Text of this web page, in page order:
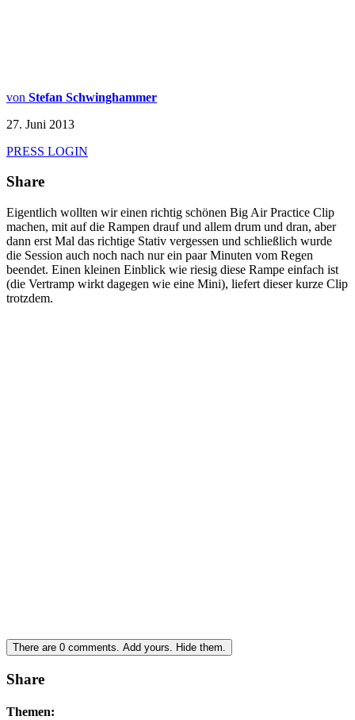
von Stefan Schwinghammer
27. Juni 2013
PRESS LOGIN
Share
Eigentlich wollten wir einen richtig schönen Big Air Practice Clip
machen, mit auf die Rampen drauf und allem drum und dran, aber
dann erst Mal das richtige Stativ vergessen und schließlich wurde
die Session auch noch nach nur ein paar Minuten vom Regen
beendet. Einen kleinen Einblick wie riesig diese Rampe einfach ist
(die Vertramp wirkt dagegen wie eine Mini), liefert dieser kurze Clip
trotzdem.
There are 0 comments. Add yours. Hide them.
Share
Themen: